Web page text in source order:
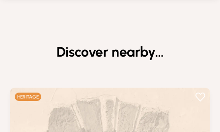
Discover nearby…
HERITAGE